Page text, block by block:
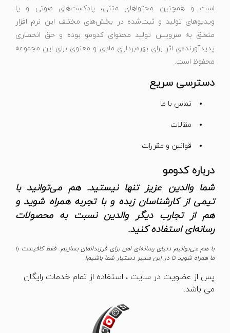
است و همچنین محتواهای متنی، پادکست‌های صوتی و یا
ویدیوهای تولید و ثبت‌شده در بخش‌های مختلف این نرم افزار
متعلق به سرویس تولید محتوای کدومو بوده و حق انحصاری
پدیدآورنده‌ی اثر برای بهره‌برداری مادی و معنوی برای این مجموعه
محفوظ است.
دسترسی سریع
تماس با ما
مقالات
قوانین و مقررات
درباره کدومو
شما والدین عزیز تنها نیستید. هم می‌توانید با
تیمی از کارشناسان زبده و با تجربه همراه شوید و
هم از تجارب دیگر والدین نسبت به محصولات
رسانه‌ای استفاده کنید.
با هم می‌توانیم دنیای رسانه‌ای امن برای فرزندانمان بسازیم. فقط کافیست با
ما همراه شوید تا در این مسیر دستیار شما باشیم!
پس از عضویت در سایت ، استفاده از تمام خدمات رایگان
می باشد.